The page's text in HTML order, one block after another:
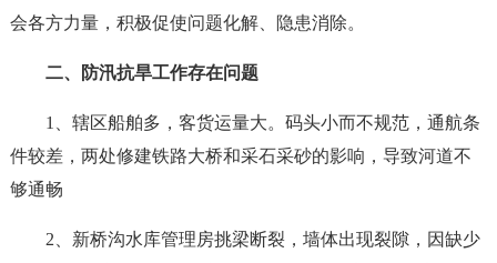
会各方力量，积极促使问题化解、隐患消除。
二、防汛抗旱工作存在问题
1、辖区船舶多，客货运量大。码头小而不规范，通航条
件较差，两处修建铁路大桥和采石采砂的影响，导致河道不
够通畅
2、新桥沟水库管理房挑梁断裂，墙体出现裂隙，因缺少